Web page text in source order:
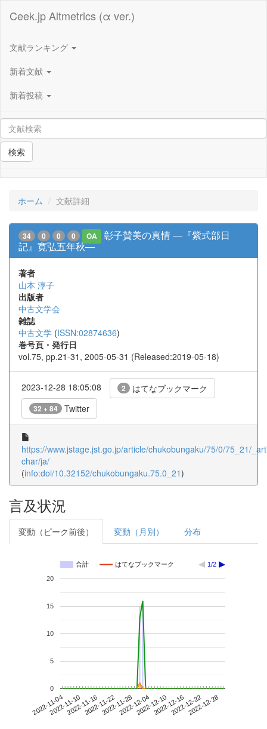
Ceek.jp Altmetrics (α ver.)
文献ランキング
新着文献
新着投稿
検索
ホーム 文献詳細
34 0 0 0 OA
彰子賛美の真情 ―『紫式部日
記』寛弘五年秋―
著者
山本 淳子
出版者
中古文学会
雑誌
中古文学 (ISSN:02874636)
巻号頁・発行日
vol.75, pp.21-31, 2005-05-31 (Released:2019-05-18)
2023-12-28 18:05:08 2 はてなブックマーク
32 + 84 Twitter
https://www.jstage.jst.go.jp/article/chukobungaku/75/0/75_21/
char/ja/
(info:doi/10.32152/chukobungaku.75.0_21)
言及状況
変動（ピーク前後） 変動（月別） 分布
合計 はてなブックマーク 1/2
2022-11-042022-11-102022-11-162022-11-222022-11-282022-12-042022-12-102022-12-162022-12-222022-12-28
0
5
10
15
20